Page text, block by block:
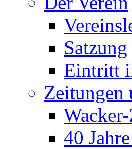
Satzung
Eintritt
Zeitungen
40